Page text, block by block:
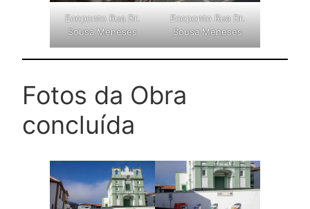
Ecoponto Rua Dr.
Sousa Meneses
Ecoponto Rua Dr.
Sousa Meneses
Fotos da Obra
concluída